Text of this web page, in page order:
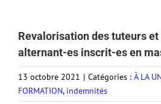
Revalorisation des tuteurs
alternant-es inscrit-es en
13 octobre 2021 | Catégories : À LA
FORMATION, indemnités